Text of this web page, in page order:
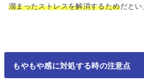
溜まったストレスを解消するためだとい
もやもや感に対処する時の注意点